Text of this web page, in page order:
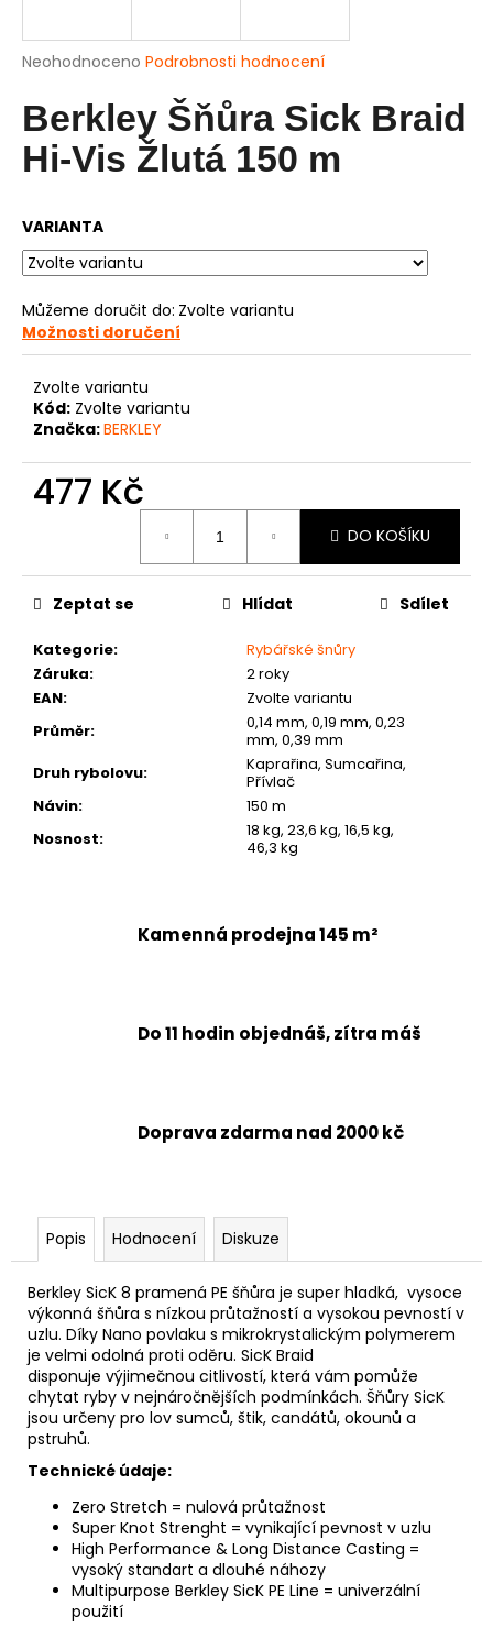
Průměrné
produktu
je
0,0
Neohodnoceno Podrobnosti hodnocení
Berkley Šňůra Sick Braid
Hi-Vis Žlutá 150 m
VARIANTA
Můžeme doručit do: Zvolte variantu
Možnosti doručení
Zvolte variantu
Kód: Zvolte variantu
Značka:BERKLEY
477 Kč
DO KOŠÍKU
Kategorie:
Rybářské šnůry
Záruka:
2 roky
EAN:
Zvolte variantu
Průměr:
0,14 mm, 0,19 mm, 0,23
mm, 0,39 mm
Druh rybolovu:
Kaprařina, Sumcařina,
Přívlač
Návin:
150 m
Nosnost:
18 kg, 23,6 kg, 16,5 kg,
46,3 kg
Zeptat se Hlídat Sdílet
Kamenná prodejna 145 m²
Do 11 hodin objednáš, zítra máš
Doprava zdarma nad 2000 kč
Popis Hodnocení Diskuze
Berkley SicK 8 pramená PE šňůra je super hladká, vysoce
výkonná šňůra s nízkou průtažností a vysokou pevností v
uzlu. Díky Nano povlaku s mikrokrystalickým polymerem
je velmi odolná proti oděru. SicK Braid
disponuje výjimečnou citlivostí, která vám pomůže
chytat ryby v nejnáročnějších podmínkách. Šňůry SicK
jsou určeny pro lov sumců, štik, candátů, okounů a
pstruhů.
Technické údaje:
Zero Stretch = nulová průtažnost
Super Knot Strenght = vynikající pevnost v uzlu
High Performance & Long Distance Casting =
vysoký standart a dlouhé náhozy
Multipurpose Berkley SicK PE Line = univerzální
použití
j
t
?
HLEDAT
D
p
o
m